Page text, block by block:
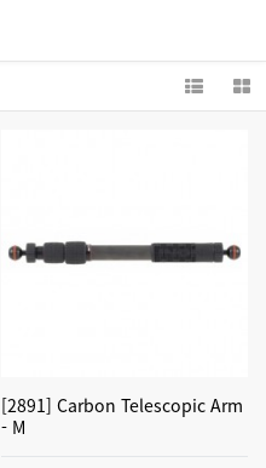
[2891] Carbon Telescopic Arm
- M